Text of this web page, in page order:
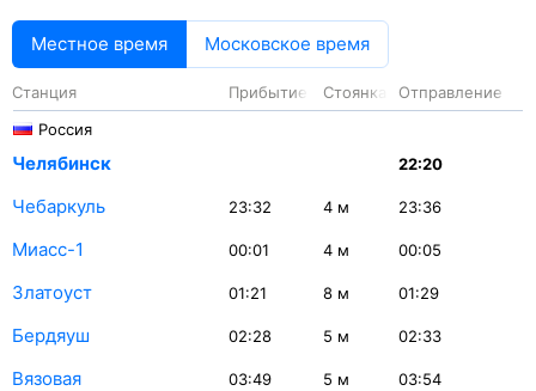
Местное время Московское время
Станция Прибытие Стоянка
Отправление
Россия
Челябинск 22:20
Чебаркуль 23:32 4 м 23:36
Миасс-1 00:01 4 м 00:05
Златоуст 01:21 8 м 01:29
Бердяуш 02:28 5 м 02:33
Вязовая 03:49 5 м 03:54